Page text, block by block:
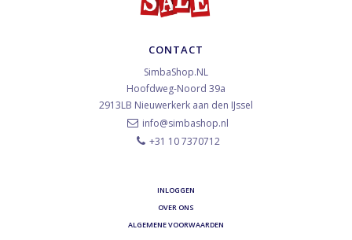
CONTACT
SimbaShop.NL
Hoofdweg-Noord 39a
2913LB Nieuwerkerk aan den IJssel
info@simbashop.nl
+31 10 7370712
INLOGGEN
OVER ONS
ALGEMENE VOORWAARDEN